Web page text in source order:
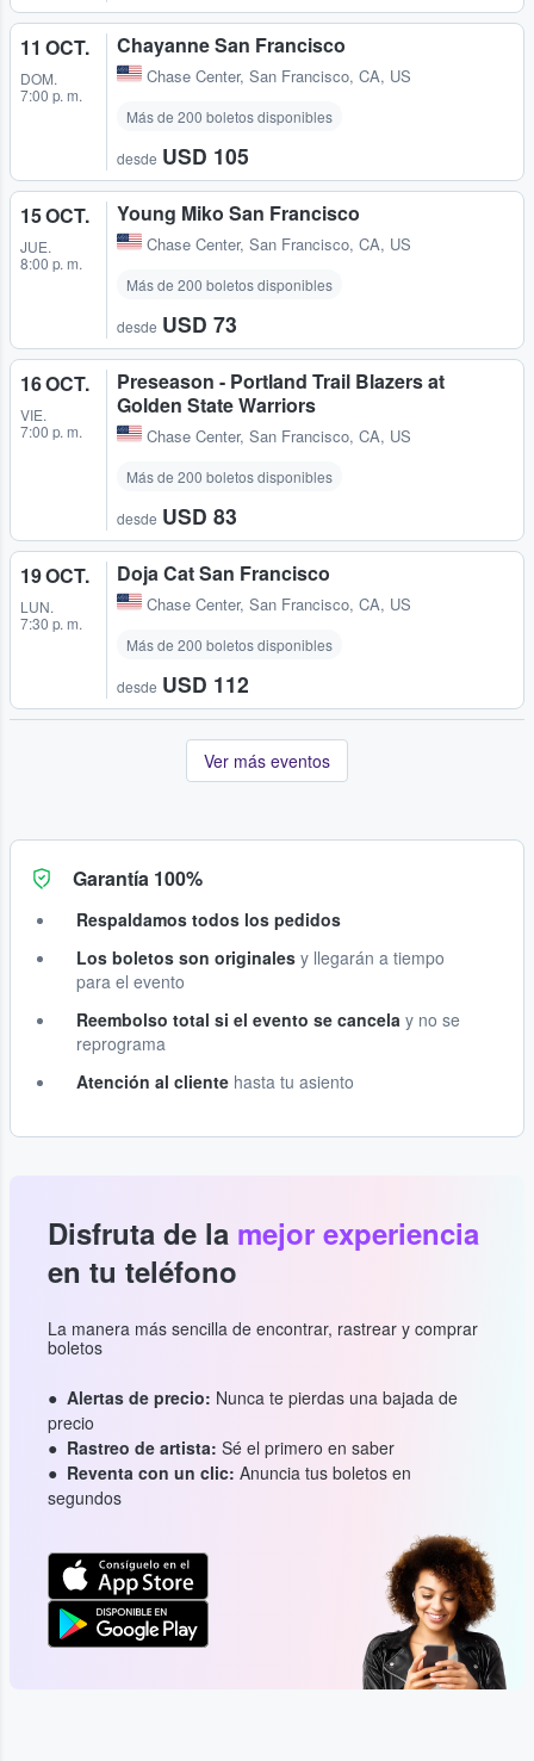
11 OCT.
DOM.
7:00 p. m.
Chayanne San Francisco
Chase Center, San Francisco, CA, US
Más de 200 boletos disponibles
desde USD 105
15 OCT.
JUE.
8:00 p. m.
Young Miko San Francisco
Chase Center, San Francisco, CA, US
Más de 200 boletos disponibles
desde USD 73
16 OCT.
VIE.
7:00 p. m.
Preseason - Portland Trail Blazers at
Golden State Warriors
Chase Center, San Francisco, CA, US
Más de 200 boletos disponibles
desde USD 83
19 OCT.
LUN.
7:30 p. m.
Doja Cat San Francisco
Chase Center, San Francisco, CA, US
Más de 200 boletos disponibles
desde USD 112
Ver más eventos
Garantía 100%
Respaldamos todos los pedidos
Los boletos son originales y llegarán a tiempo
para el evento
Reembolso total si el evento se cancela y no se
reprograma
Atención al cliente hasta tu asiento
Disfruta de la mejor experiencia
en tu teléfono
La manera más sencilla de encontrar, rastrear y comprar
boletos
Alertas de precio: Nunca te pierdas una bajada de
precio
Rastreo de artista: Sé el primero en saber
Reventa con un clic: Anuncia tus boletos en
segundos